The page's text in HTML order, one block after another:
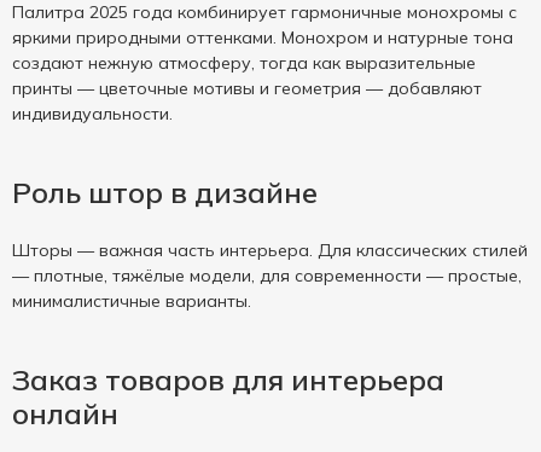
Палитра 2025 года комбинирует гармоничные монохромы с
яркими природными оттенками. Монохром и натурные тона
создают нежную атмосферу, тогда как выразительные
принты — цветочные мотивы и геометрия — добавляют
индивидуальности.
Роль штор в дизайне
Шторы — важная часть интерьера. Для классических стилей
— плотные, тяжёлые модели, для современности — простые,
минималистичные варианты.
Заказ товаров для интерьера
онлайн